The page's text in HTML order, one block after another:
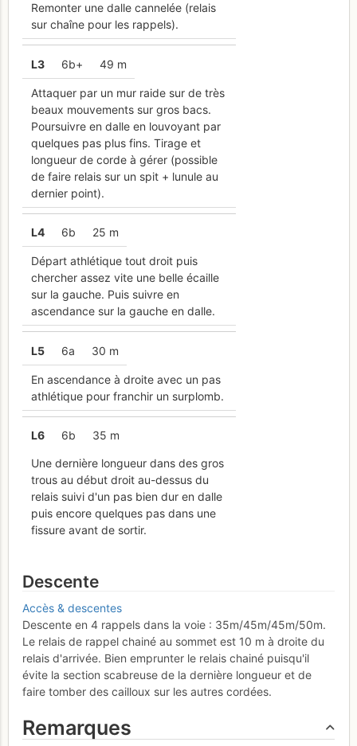
Remonter une dalle cannelée (relais
sur chaîne pour les rappels).
L3 6b+ 49 m
Attaquer par un mur raide sur de très
beaux mouvements sur gros bacs.
Poursuivre en dalle en louvoyant par
quelques pas plus fins. Tirage et
longueur de corde à gérer (possible
de faire relais sur un spit + lunule au
dernier point).
L4 6b 25 m
Départ athlétique tout droit puis
chercher assez vite une belle écaille
sur la gauche. Puis suivre en
ascendance sur la gauche en dalle.
L5 6a 30 m
En ascendance à droite avec un pas
athlétique pour franchir un surplomb.
L6 6b 35 m
Une dernière longueur dans des gros
trous au début droit au-dessus du
relais suivi d'un pas bien dur en dalle
puis encore quelques pas dans une
fissure avant de sortir.
Descente
Accès & descentes
Descente en 4 rappels dans la voie : 35m/45m/45m/50m.
Le relais de rappel chainé au sommet est 10 m à droite du
relais d'arrivée. Bien emprunter le relais chainé puisqu'il
évite la section scabreuse de la dernière longueur et de
faire tomber des cailloux sur les autres cordées.
Remarques